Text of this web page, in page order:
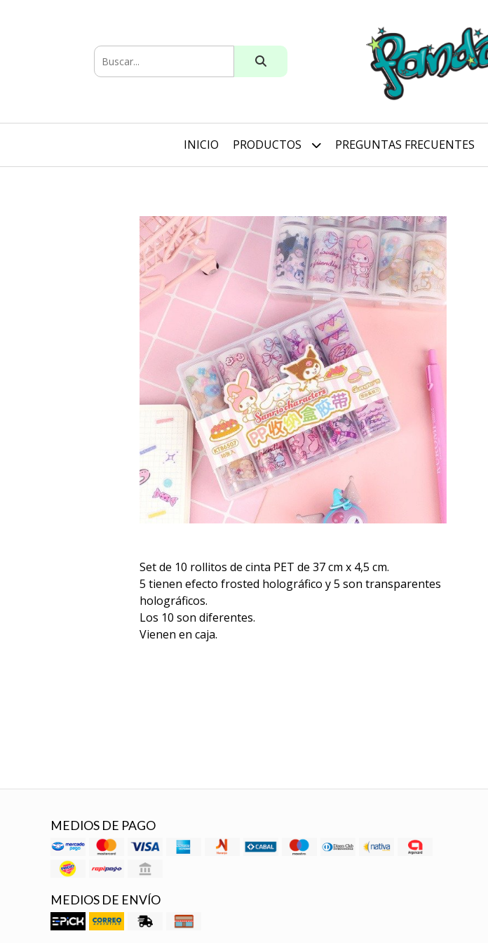
INICIO PRODUCTOS PREGUNTAS FRECUENTES
Set de 10 rollitos de cinta PET de 37 cm x 4,5 cm.
5 tienen efecto frosted holográfico y 5 son transparentes
holográficos.
Los 10 son diferentes.
Vienen en caja.
MEDIOS DE PAGO
MEDIOS DE ENVÍO